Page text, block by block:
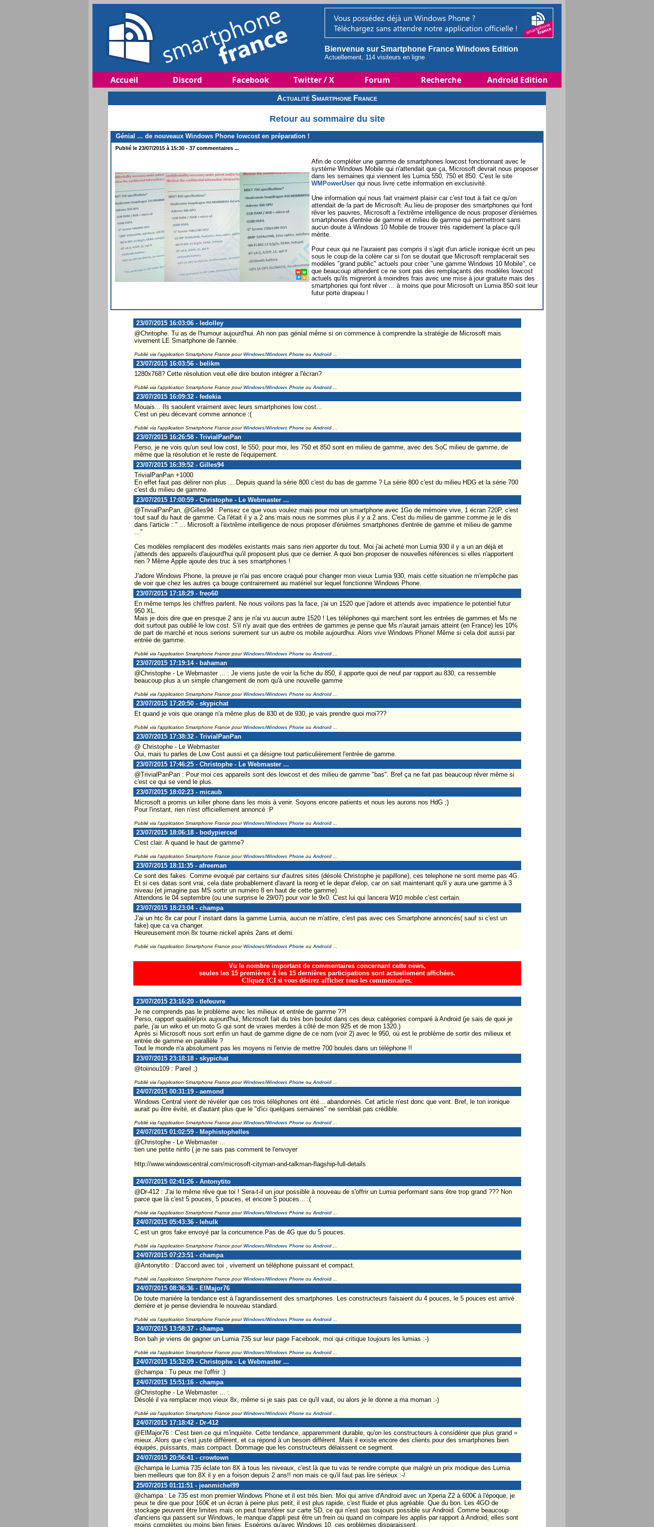
Bienvenue sur Smartphone France Windows Edition
Actuellement, 114 visiteurs en ligne
Accueil Discord Facebook Twitter / X Forum Recherche Android Edition
Actualité Smartphone France
Retour au sommaire du site
Génial ... de nouveaux Windows Phone lowcost en préparation !
Publié le 23/07/2015 à 15:30 - 37 commentaires ...
Afin de compléter une gamme de smartphones lowcost fonctionnant avec le
système Windows Mobile qui n'attendait que ça, Microsoft devrait nous proposer
dans les semaines qui viennent les Lumia 550, 750 et 850. C'est le site
WMPowerUser qui nous livre cette information en exclusivité.
Une information qui nous fait vraiment plaisir car c'est tout à fait ce qu'on
attendait de la part de Microsoft. Au lieu de proposer des smartphones qui font
rêver les pauvres, Microsoft a l'extrême intelligence de nous proposer d'énièmes
smartphones d'entrée de gamme et milieu de gamme qui permettront sans
aucun doute à Windows 10 Mobile de trouver très rapidement la place qu'il
mérite.
Pour ceux qui ne l'auraient pas compris il s'agit d'un article ironique écrit un peu
sous le coup de la colère car si l'on se doutait que Microsoft remplacerait ses
modèles "grand public" actuels pour créer "une gamme Windows 10 Mobile", ce
que beaucoup attendent ce ne sont pas des remplaçants des modèles lowcost
actuels qu'ils migreront à moindres frais avec une mise à jour gratuite mais des
smartphones qui font rêver ... à moins que pour Microsoft un Lumia 850 soit leur
futur porte drapeau !
23/07/2015 16:03:06 - ledolley
@Chritophe. Tu as de l'humour aujourd'hui. Ah non pas génial même si on commence à comprendre la stratégie de Microsoft mais
vivement LE Smartphone de l'année.
Publié via l'application Smartphone France pourWindows/Windows Phoneou Android...
23/07/2015 16:03:56 - belikm
1280x768? Cette résolution veut elle dire bouton intégrer a l'écran?
Publié via l'application Smartphone France pourWindows/Windows Phoneou Android...
23/07/2015 16:09:32 - fedekia
Mouais... Ils saoulent vraiment avec leurs smartphones low cost...
C'est un peu décevant comme annonce :(
Publié via l'application Smartphone France pourWindows/Windows Phoneou Android...
23/07/2015 16:26:58 - TrivialPanPan
Perso, je ne vois qu'un seul low cost, le 550, pour moi, les 750 et 850 sont en milieu de gamme, avec des SoC milieu de gamme, de
même que la résolution et le reste de l'équipement.
23/07/2015 16:39:52 - Gilles94
TrivialPanPan +1000
En effet faut pas délirer non plus ... Depuis quand la série 800 c'est du bas de gamme ? La série 800 c'est du milieu HDG et la série 700
c'est du milieu de gamme.
23/07/2015 17:00:59 - Christophe - Le Webmaster ...
@TrivialPanPan, @Gilles94 : Pensez ce que vous voulez mais pour moi un smartphone avec 1Go de mémoire vive, 1 écran 720P, c'est
tout sauf du haut de gamme. Ca l'était il y a 2 ans mais nous ne sommes plus il y a 2 ans. C'est du milieu de gamme comme je le dis
dans l'article : " ... Microsoft a l'extrême intelligence de nous proposer d'énièmes smartphones d'entrée de gamme et milieu de gamme
..."
Ces modèles remplacent des modèles existants mais sans rien apporter du tout. Moi j'ai acheté mon Lumia 930 il y a un an déjà et
j'attends des appareils d'aujourd'hui qu'il proposent plus que ce dernier. A quoi bon proposer de nouvelles références si elles n'apportent
rien ? Même Apple ajoute des truc à ses smartphones !
J'adore Windows Phone, la preuve je n'ai pas encore craqué pour changer mon vieux Lumia 930, mais cette situation ne m'empêche pas
de voir que chez les autres ça bouge contrairement au matériel sur lequel fonctionne Windows Phone.
23/07/2015 17:18:29 - freo60
En même temps les chiffres parlent. Ne nous voilons pas la face, j'ai un 1520 que j'adore et attends avec impatience le potentiel futur
950 XL.
Mais je dois dire que en presque 2 ans je n'ai vu aucun autre 1520 ! Les téléphones qui marchent sont les entrées de gammes et Ms ne
doit surtout pas oublié le low cost. S'il n'y avait que des entrées de gammes je pense que Ms n'aurait jamais atteint (en France) les 10%
de part de marché et nous serions surement sur un autre os mobile aujourdhui. Alors vive Windows Phone! Même si cela doit aussi par
entrée de gamme.
Publié via l'application Smartphone France pourWindows/Windows Phoneou Android...
23/07/2015 17:19:14 - bahaman
@Christophe - Le Webmaster ... : Je viens juste de voir la fiche du 850, il apporte quoi de neuf par rapport au 830, ca ressemble
beaucoup plus a un simple changement de nom qu'à une nouvelle gamme
Publié via l'application Smartphone France pourWindows/Windows Phoneou Android...
23/07/2015 17:20:50 - skypichat
Et quand je vois que orange n'a même plus de 830 et de 930, je vais prendre quoi moi???
Publié via l'application Smartphone France pourWindows/Windows Phoneou Android...
23/07/2015 17:38:32 - TrivialPanPan
@ Christophe - Le Webmaster
Oui, mais tu parles de Low Cost aussi et ça désigne tout particulièrement l'entrée de gamme.
23/07/2015 17:46:25 - Christophe - Le Webmaster ...
@TrivialPanPan : Pour moi ces appareils sont des lowcost et des milieu de gamme "bas". Bref ça ne fait pas beaucoup rêver même si
c'est ce qui se vend le plus.
23/07/2015 18:02:23 - micaub
Microsoft a promis un killer phone dans les mois à venir. Soyons encore patients et nous les aurons nos HdG ;)
Pour l'instant, rien n'est officiellement annoncé :P
Publié via l'application Smartphone France pourWindows/Windows Phoneou Android...
23/07/2015 18:06:18 - bodypierced
C'est clair. A quand le haut de gamme?
Publié via l'application Smartphone France pourWindows/Windows Phoneou Android...
23/07/2015 18:11:35 - afreeman
Ce sont des fakes. Comme evoqué par certains sur d'autres sites (désolé Christophe je papillone), ces telephone ne sont meme pas 4G.
Et si ces datas sont vrai, cela date probablement d'avant la reorg et le depar d'elop, car on sait maintenant qu'il y aura une gamme à 3
niveau (et jimagine pas MS sortir un numéro 8 en haut de cette gamme).
Attendons le 04 septembre (ou une surprise le 29/07) pour voir le 9x0. C'est lui qui lancera W10 mobile c'est certain.
23/07/2015 18:23:04 - champa
J'ai un htc 8x car pour l' instant dans la gamme Lumia, aucun ne m'attire, c'est pas avec ces Smartphone annoncés( sauf si c'est un
fake) que ca va changer.
Heureusement mon 8x tourne nickel après 2ans et demi.
Publié via l'application Smartphone France pourWindows/Windows Phoneou Android...
Vu le nombre important de commentaires concernant cette news,
seules les 15 premières & les 15 dernières participations sont actuellement affichées.
Cliquez ICI si vous désirez afficher tous les commentaires.
23/07/2015 23:16:20 - tlefeuvre
Je ne comprends pas le problème avec les milieux et entrée de gamme ??!
Perso, rapport qualité/prix aujourd'hui, Microsoft fait du très bon boulot dans ces deux catégories comparé à Android (je sais de quoi je
parle, j'ai un wiko et un moto G qui sont de vraies merdes à côté de mon 925 et de mon 1320.)
Après si Microsoft nous sort enfin un haut de gamme digne de ce nom (voir 2) avec le 950, où est le problème de sortir des milieux et
entrée de gamme en parallèle ?
Tout le monde n'a absolument pas les moyens ni l'envie de mettre 700 boules dans un téléphone !!
23/07/2015 23:18:18 - skypichat
@toiinou109 : Pareil ;)
Publié via l'application Smartphone France pourWindows/Windows Phoneou Android...
24/07/2015 00:31:19 - aemond
Windows Central vient de révéler que ces trois téléphones ont été... abandonnés. Cet article n'est donc que vent. Bref, le ton ironique
aurait pu être évité, et d'autant plus que le "d'ici quelques semaines" ne semblait pas crédible.
Publié via l'application Smartphone France pourWindows/Windows Phoneou Android...
24/07/2015 01:02:59 - Mephistophelles
@Christophe - Le Webmaster ...
tien une petite ninfo ( je ne sais pas comment te l'envoyer
http://www.windowscentral.com/microsoft-cityman-and-talkman-flagship-full-details
24/07/2015 02:41:26 - Antonytito
@Dr-412 : J'ai le même rêve que toi ! Sera-t-il un jour possible à nouveau de s'offrir un Lumia performant sans être trop grand ??? Non
parce que là c'est 5 pouces, 5 pouces, et encore 5 pouces... :(
Publié via l'application Smartphone France pourWindows/Windows Phoneou Android...
24/07/2015 05:43:36 - lehulk
C est un gros fake envoyé par la concurrence.Pas de 4G que du 5 pouces.
Publié via l'application Smartphone France pourWindows/Windows Phoneou Android...
24/07/2015 07:23:51 - champa
@Antonytito : D'accord avec toi , vivement un téléphone puissant et compact.
Publié via l'application Smartphone France pourWindows/Windows Phoneou Android...
24/07/2015 08:36:36 - ElMajor76
De toute manière la tendance est à l'agrandissement des smartphones. Les constructeurs faisaient du 4 pouces, le 5 pouces est arrivé
derrière et je pense deviendra le nouveau standard.
Publié via l'application Smartphone France pourWindows/Windows Phoneou Android...
24/07/2015 13:58:37 - champa
Bon bah je viens de gagner un Lumia 735 sur leur page Facebook, moi qui critique toujours les lumias :-)
Publié via l'application Smartphone France pourWindows/Windows Phoneou Android...
24/07/2015 15:32:09 - Christophe - Le Webmaster ...
@champa : Tu peux me l'offrir :)
24/07/2015 15:51:16 - champa
@Christophe - Le Webmaster ... :
Désolé il va remplacer mon vieux 8x, même si je sais pas ce qu'il vaut, ou alors je le donne a ma moman :-)
Publié via l'application Smartphone France pourWindows/Windows Phoneou Android...
24/07/2015 17:18:42 - Dr-412
@ElMajor76 : C'est bien ce qui m'inquiète. Cette tendance, apparemment durable, qu'on les constructeurs à considérer que plus grand =
mieux. Alors que c'est juste différent, et ca répond à un besoin différent. Mais il existe encore des clients pour des smartphones bien
équipés, puissants, mais compact. Dommage que les constructeurs délaissent ce segment.
24/07/2015 20:56:41 - crowtown
@champa le Lumia 735 éclate ton 8X à tous les niveaux, c'est là que tu vas te rendre compte que malgré un prix modique des Lumia
bien meilleurs que ton 8X il y en a foison depuis 2 ans!! non mais ce qu'il faut pas lire sérieux :-/
25/07/2015 01:11:51 - jeanmichel99
@champa : Le 735 est mon premier Windows Phone et il est très bien. Moi qui arrive d'Android avec un Xperia Z2 à 600€ à l'époque, je
peux te dire que pour 160€ et un écran à peine plus petit, il est plus rapide, c'est fluide et plus agréable. Que du bon. Les 4GO de
stockage peuvent être limites mais on peut transférer sur carte SD, ce qui n'est pas toujours possible sur Android. Comme beaucoup
d'anciens qui passent sur Windows, le manque d'appli peut être un frein ou quand on compare les applis par rapport à Android, elles sont
moins complètes ou moins bien finies. Espérons qu'avec Windows 10, ces problèmes disparaissent.